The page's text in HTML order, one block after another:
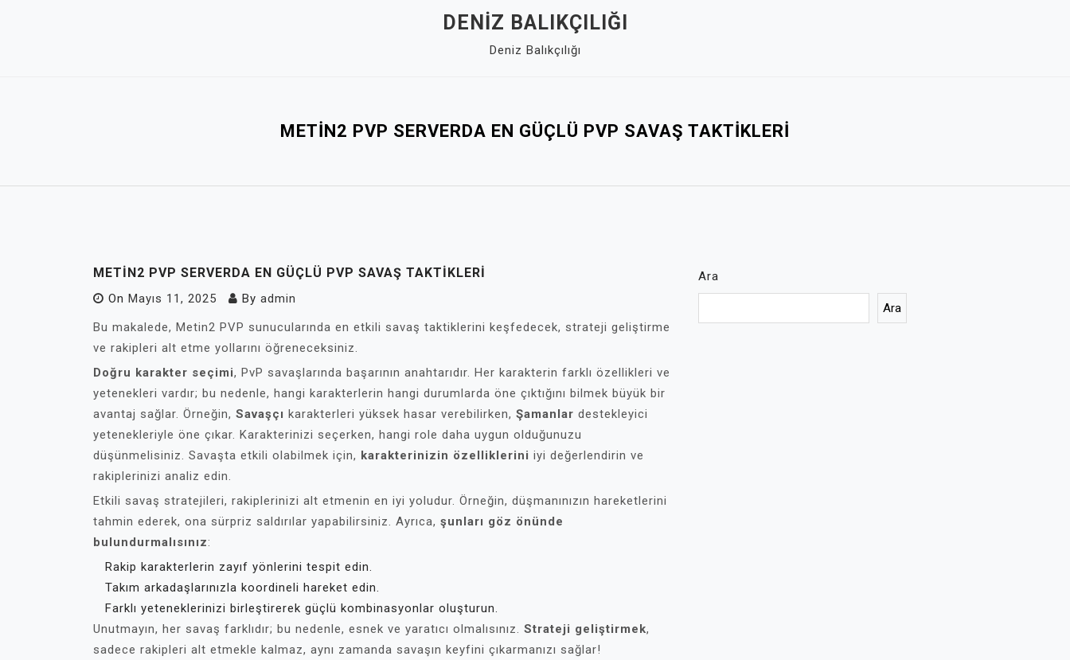
DENIZ BALIKÇILIĞI
Deniz Balıkçılığı
METIN2 PVP SERVERDA EN GÜÇLÜ PVP SAVAŞ TAKTIKLERI
METIN2 PVP SERVERDA EN GÜÇLÜ PVP SAVAŞ TAKTIKLERI
On Mayıs 11, 2025 By admin
Bu makalede, Metin2 PVP sunucularında en etkili savaş taktiklerini keşfedecek, strateji geliştirme
ve rakipleri alt etme yollarını öğreneceksiniz.
Doğru karakter seçimi, PvP savaşlarında başarının anahtarıdır. Her karakterin farklı özellikleri ve
yetenekleri vardır; bu nedenle, hangi karakterlerin hangi durumlarda öne çıktığını bilmek büyük bir
avantaj sağlar. Örneğin, Savaşçı karakterleri yüksek hasar verebilirken, Şamanlar destekleyici
yetenekleriyle öne çıkar. Karakterinizi seçerken, hangi role daha uygun olduğunuzu
düşünmelisiniz. Savaşta etkili olabilmek için, karakterinizin özelliklerini iyi değerlendirin ve
rakiplerinizi analiz edin.
Etkili savaş stratejileri, rakiplerinizi alt etmenin en iyi yoludur. Örneğin, düşmanınızın hareketlerini
tahmin ederek, ona sürpriz saldırılar yapabilirsiniz. Ayrıca, şunları göz önünde
bulundurmalısınız:
Rakip karakterlerin zayıf yönlerini tespit edin.
Takım arkadaşlarınızla koordineli hareket edin.
Farklı yeteneklerinizi birleştirerek güçlü kombinasyonlar oluşturun.
Unutmayın, her savaş farklıdır; bu nedenle, esnek ve yaratıcı olmalısınız. Strateji geliştirmek,
sadece rakipleri alt etmekle kalmaz, aynı zamanda savaşın keyfini çıkarmanızı sağlar!
Ara
Ara